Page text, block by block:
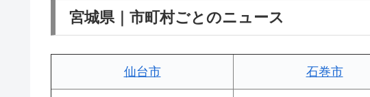
宮城県｜市町村ごとのニュース
仙台市 石巻市